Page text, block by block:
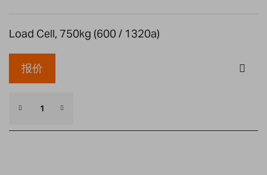
Load Cell, 750kg (600 / 1320a)
报价